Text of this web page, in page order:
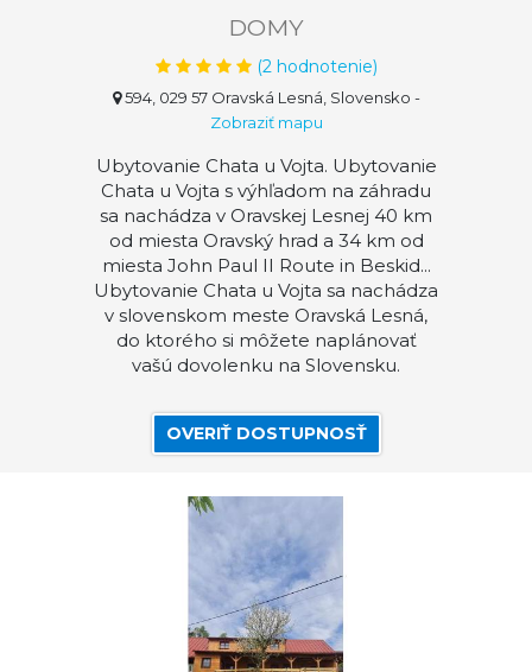
DOMY
(2hodnotenie)
594, 029 57 Oravská Lesná, Slovensko -
Zobraziť mapu
Ubytovanie Chata u Vojta. Ubytovanie
Chata u Vojta s výhľadom na záhradu
sa nachádza v Oravskej Lesnej 40 km
od miesta Oravský hrad a 34 km od
miesta John Paul II Route in Beskid...
Ubytovanie Chata u Vojta sa nachádza
v slovenskom meste Oravská Lesná,
do ktorého si môžete naplánovať
vašú dovolenku na Slovensku.
OVERIŤ DOSTUPNOSŤ